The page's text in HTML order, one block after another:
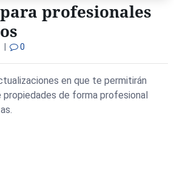
profesionales
| 0
en que te permitirán
propiedades de forma profesional